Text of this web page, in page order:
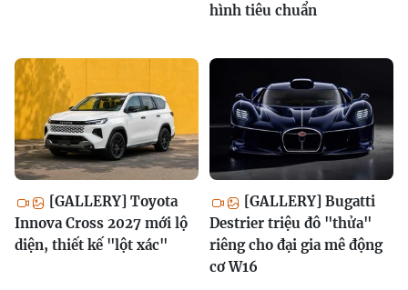
hình tiêu chuẩn
[GALLERY] Toyota
Innova Cross 2027 mới lộ
diện, thiết kế "lột xác"
[GALLERY] Bugatti
Destrier triệu đô "thửa"
riêng cho đại gia mê động
cơ W16